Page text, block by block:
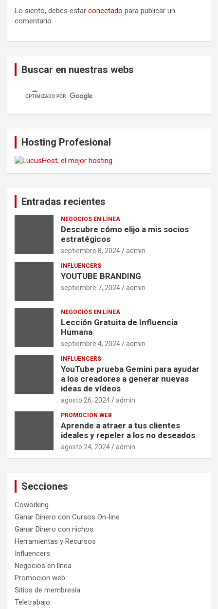
Lo siento, debes estar conectado para publicar un
comentario.
Buscar en nuestras webs
Hosting Profesional
Entradas recientes
NEGOCIOS EN LÍNEA
Descubre cómo elijo a mis socios
estratégicos
septiembre 8, 2024 admin
INFLUENCERS
YOUTUBE BRANDING
septiembre 7, 2024 admin
NEGOCIOS EN LÍNEA
Lección Gratuita de Influencia
Humana
septiembre 4, 2024 admin
INFLUENCERS
YouTube prueba Gemini para ayudar
a los creadores a generar nuevas
ideas de vídeos
agosto 26, 2024 admin
PROMOCION WEB
Aprende a atraer a tus clientes
ideales y repeler a los no deseados
agosto 24, 2024 admin
Secciones
Coworking
Ganar Dinero con Cursos On-line
Ganar Dinero con nichos
Herramientas y Recursos
Influencers
Negocios en línea
Promocion web
Sitios de membresía
Teletrabajo